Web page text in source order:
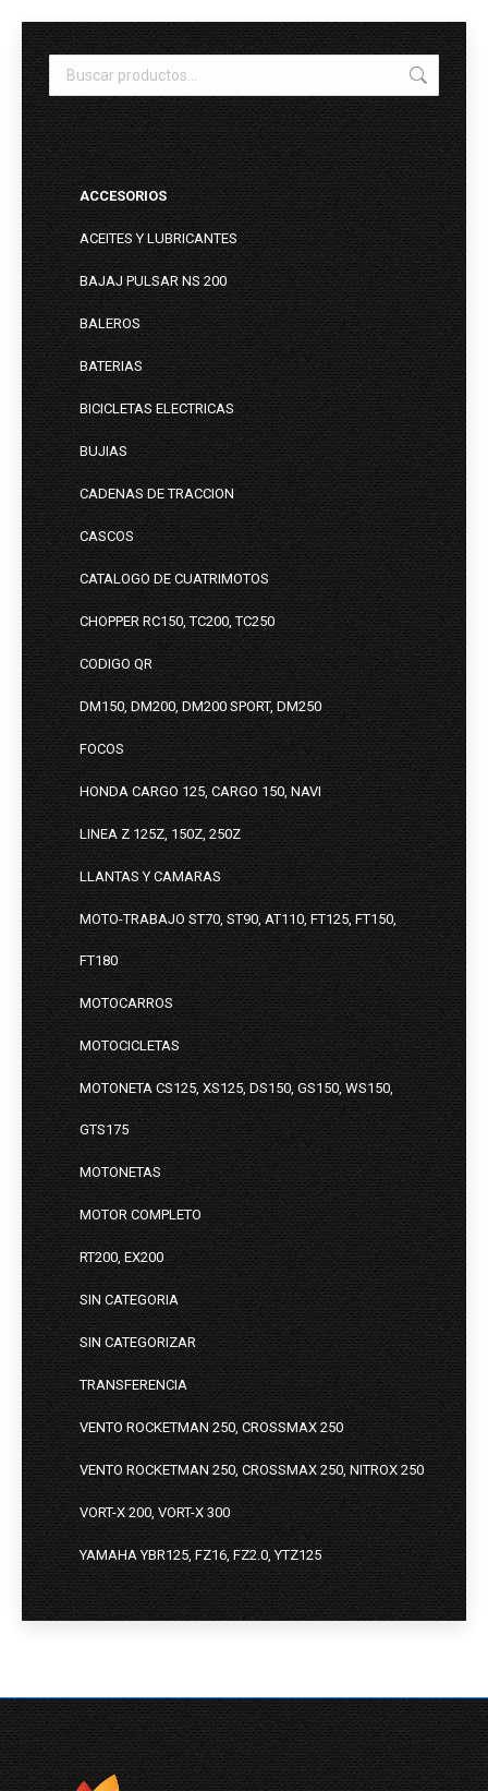
ACCESORIOS
ACEITES Y LUBRICANTES
BAJAJ PULSAR NS 200
BALEROS
BATERIAS
BICICLETAS ELECTRICAS
BUJIAS
CADENAS DE TRACCION
CASCOS
CATALOGO DE CUATRIMOTOS
CHOPPER RC150, TC200, TC250
CODIGO QR
DM150, DM200, DM200 SPORT, DM250
FOCOS
HONDA CARGO 125, CARGO 150, NAVI
LINEA Z 125Z, 150Z, 250Z
LLANTAS Y CAMARAS
MOTO-TRABAJO ST70, ST90, AT110, FT125, FT150,
FT180
MOTOCARROS
MOTOCICLETAS
MOTONETA CS125, XS125, DS150, GS150, WS150,
GTS175
MOTONETAS
MOTOR COMPLETO
RT200, EX200
SIN CATEGORIA
SIN CATEGORIZAR
TRANSFERENCIA
VENTO ROCKETMAN 250, CROSSMAX 250
VENTO ROCKETMAN 250, CROSSMAX 250, NITROX 250
VORT-X 200, VORT-X 300
YAMAHA YBR125, FZ16, FZ2.0, YTZ125